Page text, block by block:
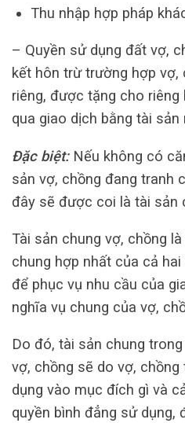
Thu nhập hợp pháp
– Quyền sử dụng đất vợ,
kết hôn trừ trường hợp
riêng, được tặng cho
qua giao dịch bằng tài sản
Đặc biệt: Nếu không có
sản vợ, chồng đang tranh
đây sẽ được coi là tài sản
Tài sản chung vợ, chồng
chung hợp nhất của cả
để phục vụ nhu cầu của
nghĩa vụ chung của vợ,
Do đó, tài sản chung
vợ, chồng sẽ do vợ,
dụng vào mục đích gì và
quyền bình đẳng sử dụng,